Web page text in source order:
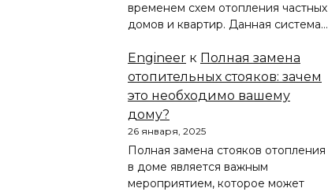
временем схем отопления частных
домов и квартир. Данная система…
Engineer к Полная замена
отопительных стояков: зачем
это необходимо вашему
дому?
26 января, 2025
Полная замена стояков отопления
в доме является важным
мероприятием, которое может